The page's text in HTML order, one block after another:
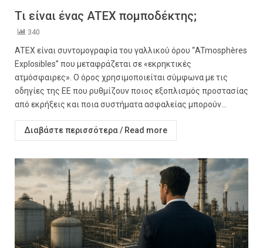
Τι είναι ένας ATEX πομποδέκτης;
340
ATEX είναι συντομογραφία του γαλλικού όρου “ATmosphères
Explosibles” που μεταφράζεται σε «εκρηκτικές
ατμόσφαιρες». Ο όρος χρησιμοποιείται σύμφωνα με τις
οδηγίες της ΕΕ που ρυθμίζουν ποιος εξοπλισμός προστασίας
από εκρήξεις και ποια συστήματα ασφαλείας μπορούν...
Διαβάστε περισσότερα / Read more